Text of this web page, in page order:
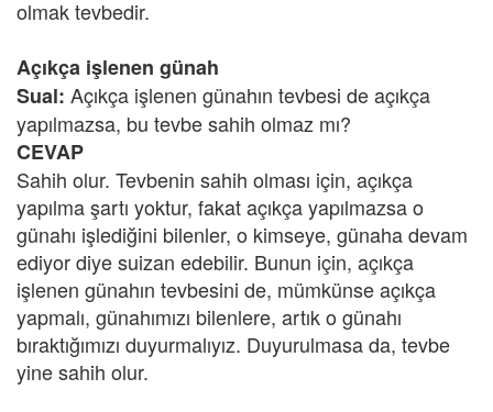
olmak tevbedir.
Açıkça işlenen günah
Sual: Açıkça işlenen günahın tevbesi de açıkça
yapılmazsa, bu tevbe sahih olmaz mı?
CEVAP
Sahih olur. Tevbenin sahih olması için, açıkça
yapılma şartı yoktur, fakat açıkça yapılmazsa o
günahı işlediğini bilenler, o kimseye, günaha devam
ediyor diye suizan edebilir. Bunun için, açıkça
işlenen günahın tevbesini de, mümkünse açıkça
yapmalı, günahımızı bilenlere, artık o günahı
bıraktığımızı duyurmalıyız. Duyurulmasa da, tevbe
yine sahih olur.